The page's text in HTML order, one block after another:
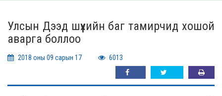
Улсын Дээд шүүхийн баг тамирчид хошой
аварга боллоо
2018 оны 09 сарын 17 6013